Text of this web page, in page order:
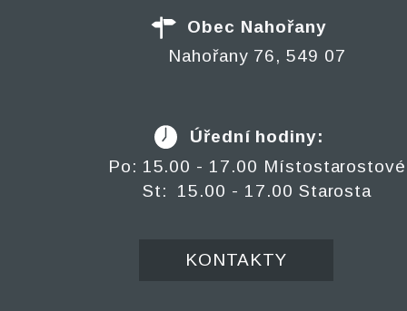
Obec Nahořany
Nahořany 76, 549 07
Úřední hodiny:
Po: 15.00 - 17.00 Místostarostové
St: 15.00 - 17.00 Starosta
KONTAKTY